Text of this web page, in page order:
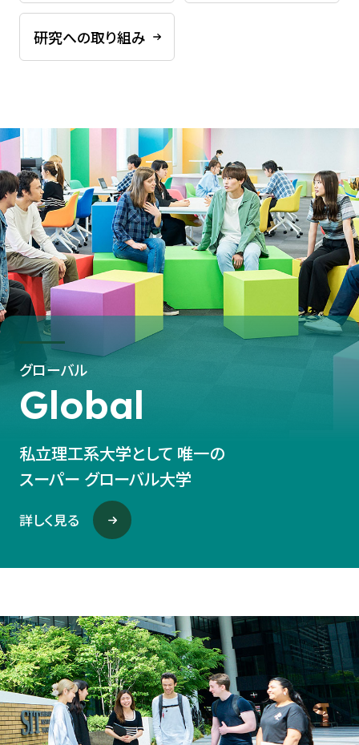
研究への取り組み
グローバル
Global
私立理工系大学として 唯一の
スーパー グローバル大学
詳しく見る